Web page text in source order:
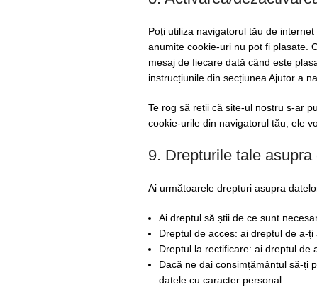
Poți utiliza navigatorul tău de
anumite cookie-uri nu pot fi plasate.
mesaj de fiecare dată când este
instrucțiunile din secțiunea Ajutor a
Te rog să reții că site-ul nostru s-ar
cookie-urile din navigatorul tău, ele
9. Drepturile tale
Ai următoarele drepturi asupra
Ai dreptul să știi de ce sunt
Dreptul de acces: ai dreptul de a-
Dreptul la rectificare: ai dreptul de
Dacă ne dai consimțământul să-ți
datele cu caracter personal.